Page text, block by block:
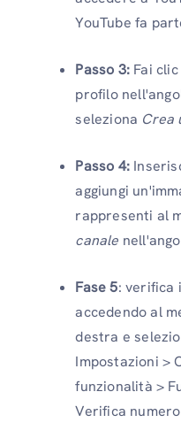
YouTube fa
Passo 3: Fai
profilo
seleziona Crea
Passo 4:
aggiungi
rappresenti al
canale
Fase 5: verifica
accedendo al
destra e
Impostazioni >
funzionalità >
Verifica